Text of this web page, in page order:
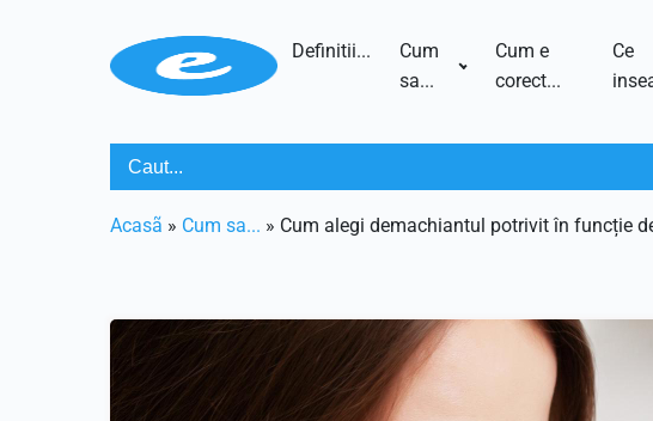
Definitii...
Cum
sa...
Cum e
corect...
Ce
Acasã » Cum sa... » Cum alegi demachiantul potrivit în funcție